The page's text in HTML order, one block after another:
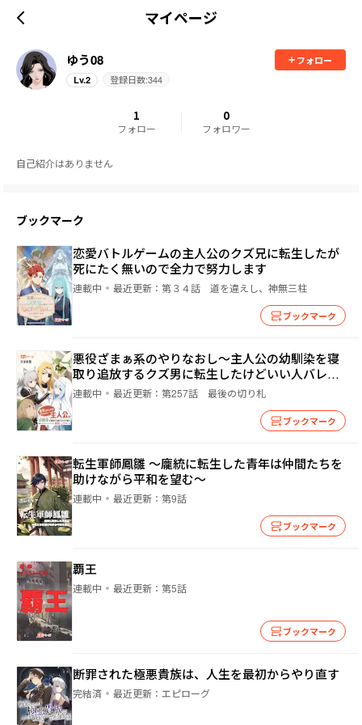
マイページ
ゆう08
フォロー
Lv.2 登録日数:344
1
フォロー
0
フォロワー
自己紹介はありません
ブックマーク
恋愛バトルゲームの主人公のクズ兄に転生したが
死にたく無いので全力で努力します
連載中 最近更新： 第３４話 道を違えし、神無三柱
ブックマーク
悪役ざまぁ系のやりなおし～主人公の幼馴染を寝
取り追放するクズ男に転生したけどいい人バレし
たら最強ムーブが起こった
連載中 最近更新： 第257話 最後の切り札
ブックマーク
転生軍師鳳雛 ～龐統に転生した青年は仲間たちを
助けながら平和を望む～
連載中 最近更新： 第9話
ブックマーク
覇王
連載中 最近更新： 第5話
ブックマーク
断罪された極悪貴族は、人生を最初からやり直す
完結済 最近更新： エピローグ